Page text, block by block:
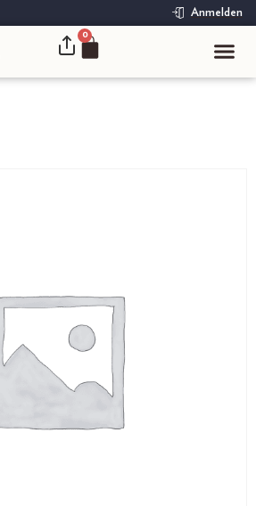
Anmelden
0